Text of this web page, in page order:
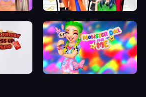
Makeup Trends: Then and Now Highschool Mean Girls 2
Selfie Monster Doll and Me